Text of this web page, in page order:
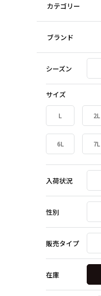
カテゴリー
ブランド
シーズン
サイズ
L 2L
6L 7L
入荷状況
性別
販売タイプ
在庫